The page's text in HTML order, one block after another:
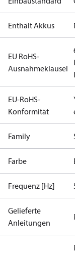
Enthält Akkus
EU RoHS-
Ausnahmeklausel
I
I
EU-RoHS-
Konformität
Family
Farbe
Frequenz [Hz]
Gelieferte
Anleitungen